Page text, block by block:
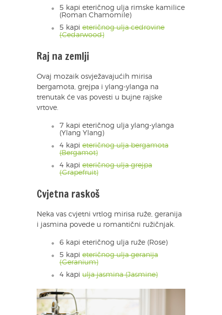
5 kapi eteričnog ulja rimske kamilice
(Roman Chamomile)
5 kapi eteričnog ulja cedrovine
(Cedarwood)
Raj na zemlji
Ovaj mozaik osvježavajućih mirisa
bergamota, grejpa i ylang-ylanga na
trenutak će vas povesti u bujne rajske
vrtove.
7 kapi eteričnog ulja ylang-ylanga
(Ylang Ylang)
4 kapi eteričnog ulja bergamota
(Bergamot)
4 kapi eteričnog ulja grejpa
(Grapefruit)
Cvjetna raskoš
Neka vas cvjetni vrtlog mirisa ruže, geranija
i jasmina povede u romantični ružičnjak.
6 kapi eteričnog ulja ruže (Rose)
5 kapi eteričnog ulja geranija
(Geranium)
4 kapi ulja jasmina (Jasmine)